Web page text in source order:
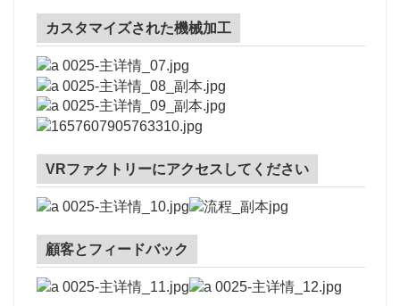
カスタマイズされた機械加工
VRファクトリーにアクセスしてください
顧客とフィードバック